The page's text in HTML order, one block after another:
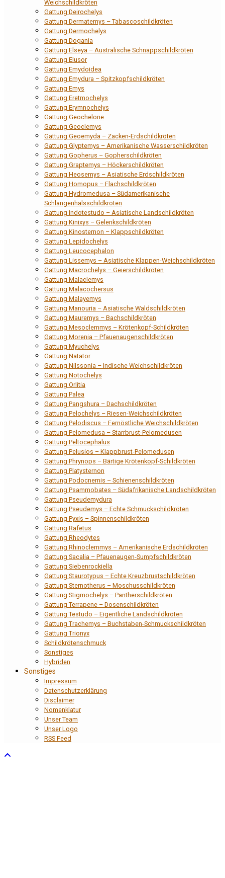
Weichschildkröten
Gattung Deirochelys
Gattung Dermatemys – Tabascoschildkröten
Gattung Dermochelys
Gattung Dogania
Gattung Elseya – Australische Schnappschildkröten
Gattung Elusor
Gattung Emydoidea
Gattung Emydura – Spitzkopfschildkröten
Gattung Emys
Gattung Eretmochelys
Gattung Erymnochelys
Gattung Geochelone
Gattung Geoclemys
Gattung Geoemyda – Zacken-Erdschildkröten
Gattung Glyptemys – Amerikanische Wasserschildkröten
Gattung Gopherus – Gopherschildkröten
Gattung Graptemys – Höckerschildkröten
Gattung Heosemys – Asiatische Erdschildkröten
Gattung Homopus – Flachschildkröten
Gattung Hydromedusa – Südamerikanische
Schlangenhalsschildkröten
Gattung Indotestudo – Asiatische Landschildkröten
Gattung Kinixys – Gelenkschildkröten
Gattung Kinosternon – Klappschildkröten
Gattung Lepidochelys
Gattung Leucocephalon
Gattung Lissemys – Asiatische Klappen-Weichschildkröten
Gattung Macrochelys – Geierschildkröten
Gattung Malaclemys
Gattung Malacochersus
Gattung Malayemys
Gattung Manouria – Asiatische Waldschildkröten
Gattung Mauremys – Bachschildkröten
Gattung Mesoclemmys – Krötenkopf-Schildkröten
Gattung Morenia – Pfauenaugenschildkröten
Gattung Myuchelys
Gattung Natator
Gattung Nilssonia – Indische Weichschildkröten
Gattung Notochelys
Gattung Orlitia
Gattung Palea
Gattung Pangshura – Dachschildkröten
Gattung Pelochelys – Riesen-Weichschildkröten
Gattung Pelodiscus – Fernöstliche Weichschildkröten
Gattung Pelomedusa – Starrbrust-Pelomedusen
Gattung Peltocephalus
Gattung Pelusios – Klappbrust-Pelomedusen
Gattung Phrynops – Bärtige Krötenkopf-Schildkröten
Gattung Platysternon
Gattung Podocnemis – Schienenschildkröten
Gattung Psammobates – Südafrikanische Landschildkröten
Gattung Pseudemydura
Gattung Pseudemys – Echte Schmuckschildkröten
Gattung Pyxis – Spinnenschildkröten
Gattung Rafetus
Gattung Rheodytes
Gattung Rhinoclemmys – Amerikanische Erdschildkröten
Gattung Sacalia – Pfauenaugen-Sumpfschildkröten
Gattung Siebenrockiella
Gattung Staurotypus – Echte Kreuzbrustschildkröten
Gattung Sternotherus – Moschusschildkröten
Gattung Stigmochelys – Pantherschildkröten
Gattung Terrapene – Dosenschildkröten
Gattung Testudo – Eigentliche Landschildkröten
Gattung Trachemys – Buchstaben-Schmuckschildkröten
Gattung Trionyx
Schildkrötenschmuck
Sonstiges
Hybriden
Sonstiges
Impressum
Datenschutzerklärung
Disclaimer
Nomenklatur
Unser Team
Unser Logo
RSS Feed